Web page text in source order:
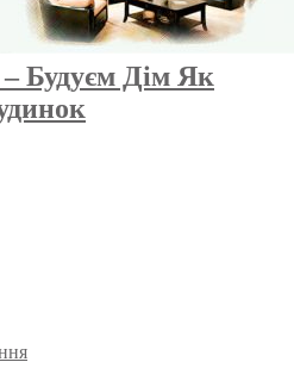
– Будуєм Дім Як